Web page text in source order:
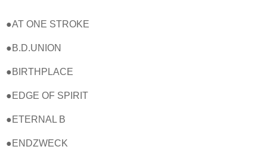
●AT ONE STROKE
●B.D.UNION
●BIRTHPLACE
●EDGE OF SPIRIT
●ETERNAL B
●ENDZWECK